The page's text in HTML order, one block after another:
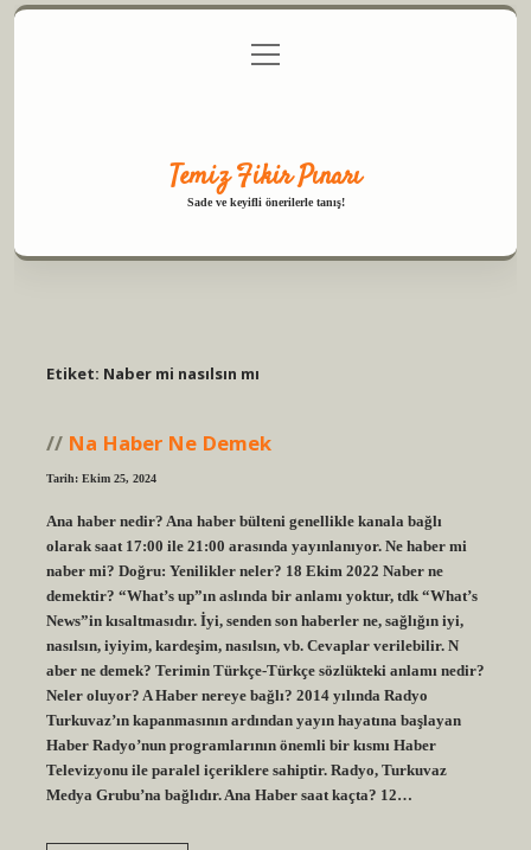
Gizlilik Politikası
menüyü
aç
Temiz Fikir Pınarı
Sade ve keyifli önerilerle tanış!
Etiket: Naber mi nasılsın mı
Na Haber Ne Demek
Tarih: Ekim 25, 2024
Ana haber nedir? Ana haber bülteni genellikle kanala bağlı
olarak saat 17:00 ile 21:00 arasında yayınlanıyor. Ne haber mi
naber mi? Doğru: Yenilikler neler? 18 Ekim 2022 Naber ne
demektir? “What’s up”ın aslında bir anlamı yoktur, tdk “What’s
News”in kısaltmasıdır. İyi, senden son haberler ne, sağlığın iyi,
nasılsın, iyiyim, kardeşim, nasılsın, vb. Cevaplar verilebilir. N
aber ne demek? Terimin Türkçe-Türkçe sözlükteki anlamı nedir?
Neler oluyor? A Haber nereye bağlı? 2014 yılında Radyo
Turkuvaz’ın kapanmasının ardından yayın hayatına başlayan
Haber Radyo’nun programlarının önemli bir kısmı Haber
Televizyonu ile paralel içeriklere sahiptir. Radyo, Turkuvaz
Medya Grubu’na bağlıdır. Ana Haber saat kaçta? 12…